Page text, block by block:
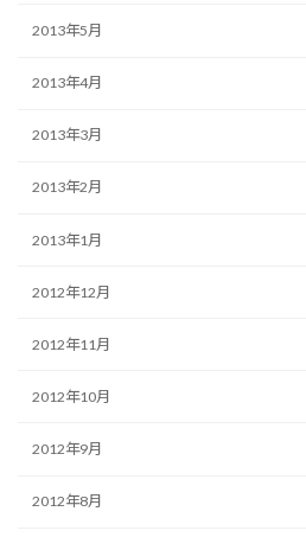
2013年5月
2013年4月
2013年3月
2013年2月
2013年1月
2012年12月
2012年11月
2012年10月
2012年9月
2012年8月